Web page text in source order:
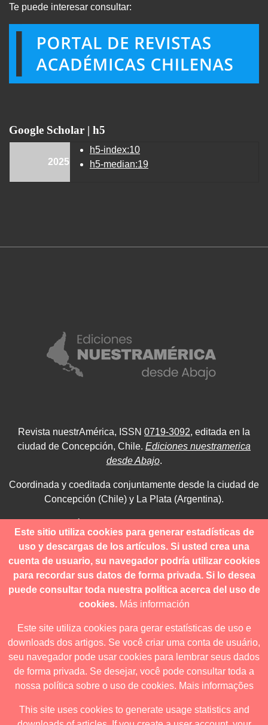
Te puede interesar consultar:
Google Scholar | h5
2025
h5-index:10
h5-median:19
Revista nuestrAmérica, ISSN 0719-3092, editada en la
ciudad de Concepción, Chile. Ediciones nuestramerica
desde Abajo.
Coordinada y coeditada conjuntamente desde la ciudad de
Concepción (Chile) y La Plata (Argentina).
contacto@revistanuestramerica.cl
Toda comunicación respecto a los envíos se deben realizar
a través del OJS.
Revista nuestrAmérica publica exclusivamente bajo una
licencia internacional
Creative Commons Atribución-
NoComercial-CompartirIgual 4.0 .
Este sitio utiliza cookies para generar estadísticas de
uso y descargas de los artículos. Si usted crea una
cuenta de usuario, su navegador podría utilizar cookies
para recordar sus datos de forma privada. Si lo desea
puede consultar toda nuestra política acerca del uso de
cookies. Más información
Este site utiliza cookies para gerar estatísticas de uso e
downloads dos artigos. Se você criar uma conta de usuário,
seu navegador pode usar cookies para lembrar seus dados
de forma privada. Se desejar, você pode consultar toda a
nossa política sobre o uso de cookies. Mais informações
This site uses cookies to generate usage statistics and